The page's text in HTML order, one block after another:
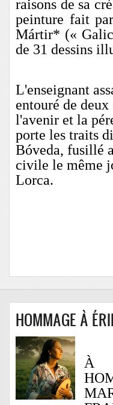
raisons de sa
peinture fait
Mártir* («
de 31 dessins
L'enseignant
entouré de
l'avenir et la
porte les traits
Bóveda, fusillé
civile le même
Lorca.
HOMMAGE À
À